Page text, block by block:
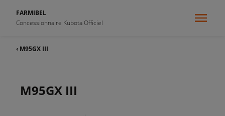
FARMIBEL
Concessionnaire Kubota Officiel
‹ M95GX III
M95GX III